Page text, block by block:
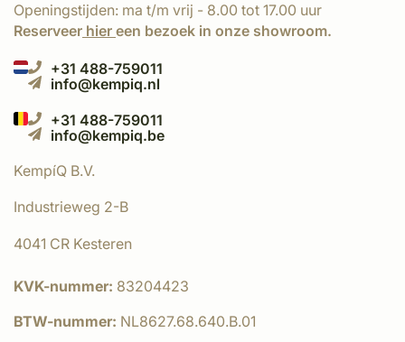
Openingstijden: ma t/m vrij - 8.00 tot 17.00 uur
Reserveer hier een bezoek in onze showroom.
+31 488-759011
info@kempiq.nl
+31 488-759011
info@kempiq.be
KempíQ B.V.
Industrieweg 2-B
4041 CR Kesteren
KVK-nummer: 83204423
BTW-nummer: NL8627.68.640.B.01